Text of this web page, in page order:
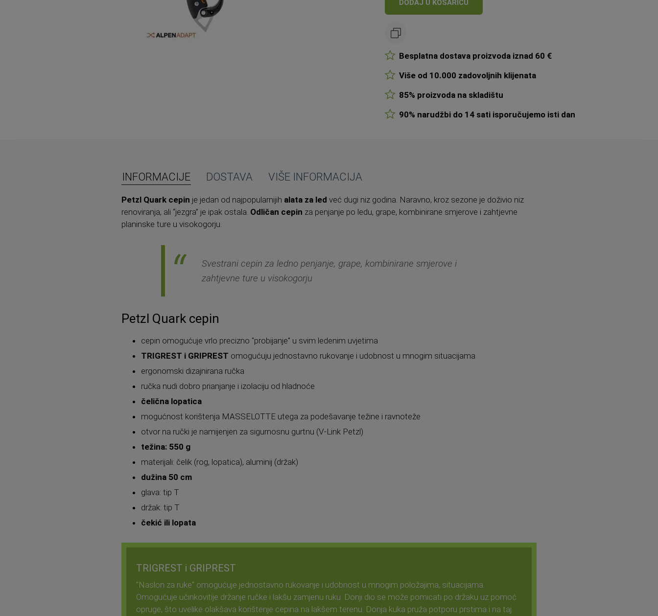
DODAJ U KOŠARICU
Besplatna dostava proizvoda iznad 60 €
Više od 10.000 zadovoljnih klijenata
85% proizvoda na skladištu
90% narudžbi do 14 sati isporučujemo isti dan
INFORMACIJE
Petzl Quark cepin je jedan od najpopularnijih alata za led već dugi niz godina. Naravno, kroz sezone je doživio niz
renoviranja, ali “jezgra” je ipak ostala. Odličan cepin za penjanje po ledu, grape, kombinirane smjerove i zahtjevne
planinske ture u visokogorju.
Svestrani cepin za ledno penjanje, grape, kombinirane smjerove i
zahtjevne ture u visokogorju
Petzl Quark cepin
cepin omogućuje vrlo precizno "probijanje" u svim ledenim uvjetima
TRIGREST i GRIPREST omogućuju jednostavno rukovanje i udobnost u mnogim situacijama
ergonomski dizajnirana ručka
ručka nudi dobro prianjanje i izolaciju od hladnoće
čelična lopatica
mogućnost korištenja MASSELOTTE utega za podešavanje težine i ravnoteže
otvor na ručki je namijenjen za sigurnosnu gurtnu (V-Link Petzl)
težina: 550 g
materijali: čelik (rog, lopatica), aluminij (držak)
dužina 50 cm
glava: tip T
držak: tip T
čekić ili lopata
TRIGREST i GRIPREST
"Naslon za ruke" omogućuje jednostavno rukovanje i udobnost u mnogim položajima, situacijama.
Omogućuje učinkovitije držanje ručke i lakšu zamjenu ruku. Donji dio se može pomicati po držaku uz pomoć
opruge, što uvelike olakšava korištenje cepina na lakšem terenu. Donja kuka pruža potporu prstima i na taj
DOSTAVA VIŠE INFORMACIJA